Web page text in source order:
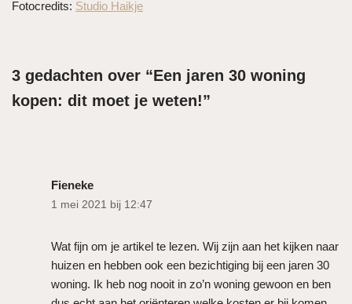
Fotocredits: Studio Haikje
3 gedachten over “Een jaren 30 woning
kopen: dit moet je weten!”
Fieneke
1 mei 2021 bij 12:47
Wat fijn om je artikel te lezen. Wij zijn aan het kijken naar
huizen en hebben ook een bezichtiging bij een jaren 30
woning. Ik heb nog nooit in zo’n woning gewoon en ben